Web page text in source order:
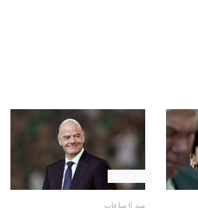
منذ 6 ساعات